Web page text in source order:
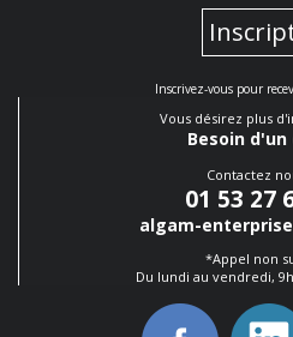
Inscrivez-vous pour
Vous désirez plus
Besoin d'un
Contactez
01 53 27
algam-
*Appel non
Du lundi au vendredi,